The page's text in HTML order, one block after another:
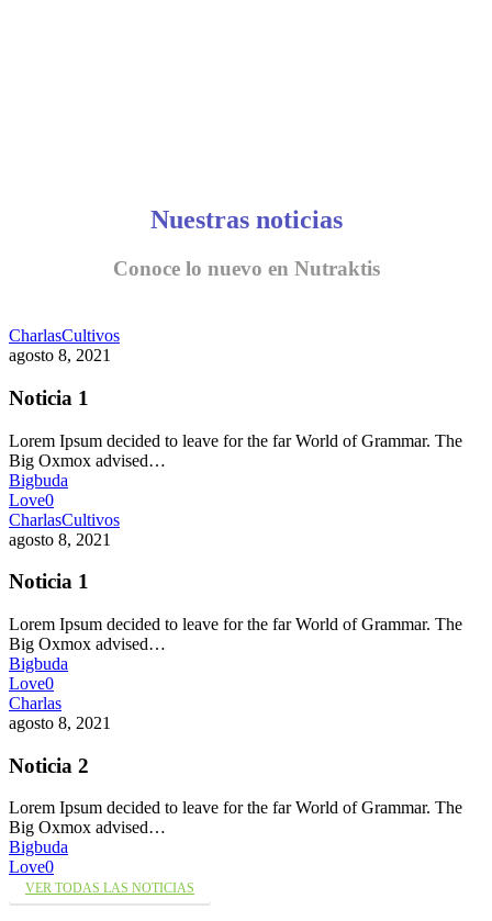
Nuestras noticias
Conoce lo nuevo en Nutraktis
CharlasCultivos
agosto 8, 2021
Noticia 1
Lorem Ipsum decided to leave for the far World of Grammar. The
Big Oxmox advised…
Bigbuda
Love0
CharlasCultivos
agosto 8, 2021
Noticia 1
Lorem Ipsum decided to leave for the far World of Grammar. The
Big Oxmox advised…
Bigbuda
Love0
Charlas
agosto 8, 2021
Noticia 2
Lorem Ipsum decided to leave for the far World of Grammar. The
Big Oxmox advised…
Bigbuda
Love0
VER TODAS LAS NOTICIAS